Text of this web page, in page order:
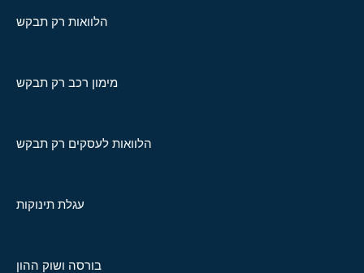
הלוואות רק תבקש
מימון רכב רק תבקש
הלוואות לעסקים רק תבקש
עגלת תינוקות
בורסה ושוק ההון